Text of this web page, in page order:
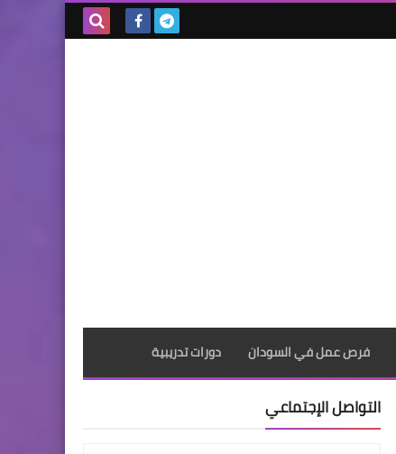
فرص عمل في السودان دورات تدريبية
التواصل الإجتماعي